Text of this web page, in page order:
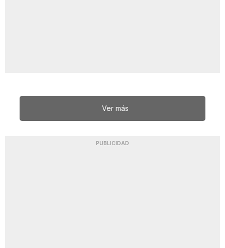
Ver más
PUBLICIDAD